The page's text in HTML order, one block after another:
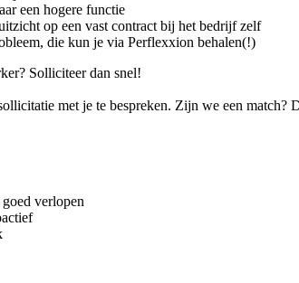
een hogere functie
op een vast contract bij het bedrijf zelf
die kun je via Perflexxion behalen(!)
Solliciteer dan snel!
met je te bespreken. Zijn we een
verlopen